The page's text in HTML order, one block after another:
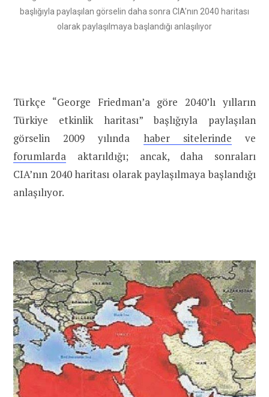
başlığıyla paylaşılan görselin daha sonra CIA’nın 2040 haritası
olarak paylaşılmaya başlandığı anlaşılıyor
Türkçe “George Friedman’a göre 2040’lı yılların
Türkiye etkinlik haritası” başlığıyla paylaşılan
görselin 2009 yılında haber sitelerinde ve
forumlarda aktarıldığı; ancak, daha sonraları
CIA’nın 2040 haritası olarak paylaşılmaya başlandığı
anlaşılıyor.